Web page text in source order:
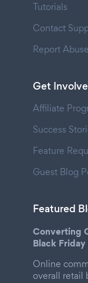
Tutorials
Contact
Report Abuse
Get
Affiliate
Success
Feature
Guest Blog
Featured
Converting
Black
Online
overall retail